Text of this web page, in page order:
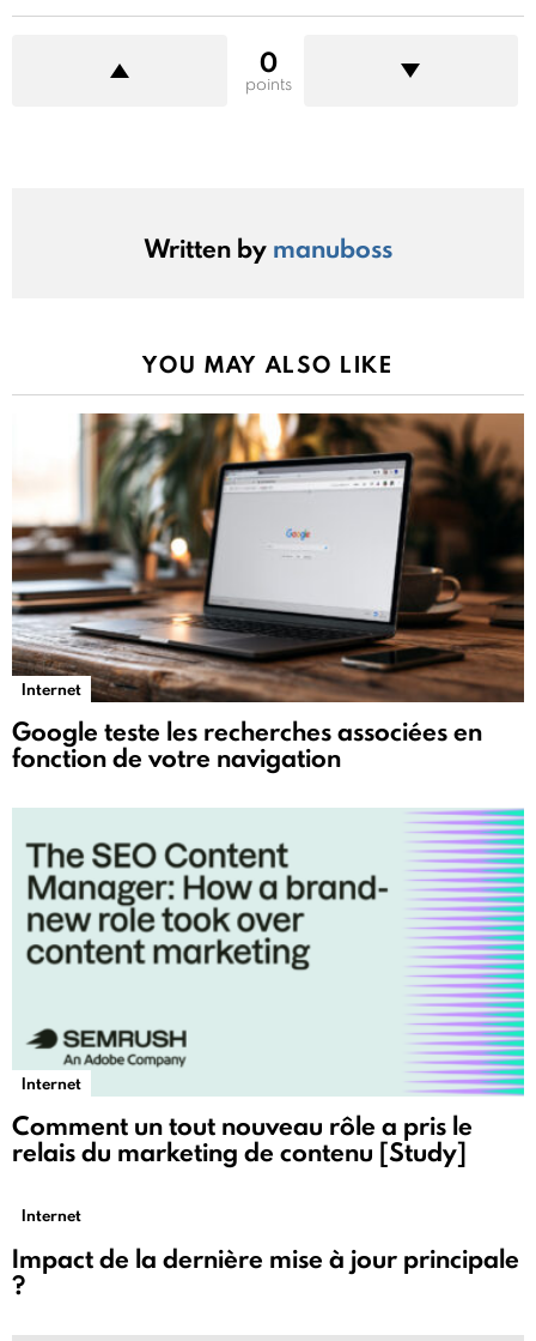
0
points
Written by manuboss
YOU MAY ALSO LIKE
Internet
Google teste les recherches associées en
fonction de votre navigation
Internet
Comment un tout nouveau rôle a pris le
relais du marketing de contenu [Study]
Internet
Impact de la dernière mise à jour principale
?